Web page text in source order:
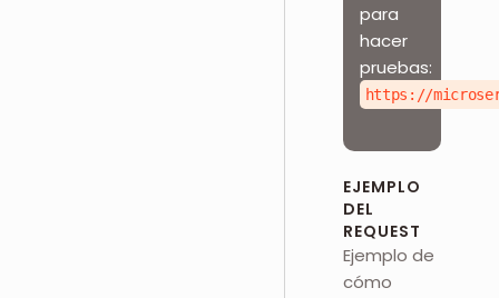
para
hacer
pruebas:
https://
EJEMPLO
DEL
REQUEST
Ejemplo de
cómo